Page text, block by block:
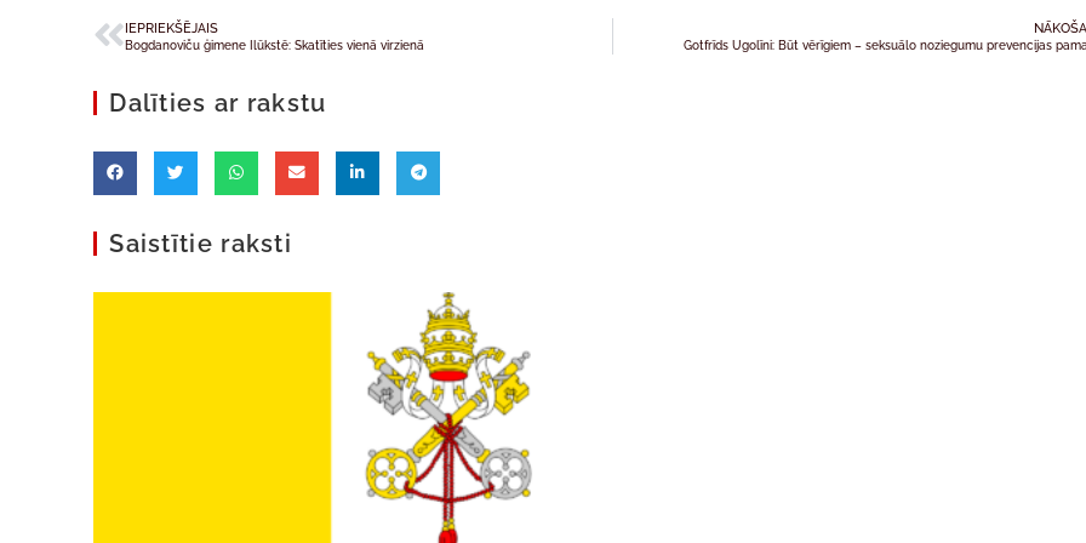
IEPRIEKŠĒJAIS
Bogdanoviču ģimene Ilūkstē: Skatīties vienā virzienā Gotfrīds Ugolīni: Būt vērīgiem – seksuālo noziegumu prevencijas
Dalīties ar rakstu
Saistītie raksti